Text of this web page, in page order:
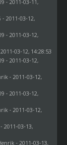
- 2011-03-11,
- 2011-03-12,
- 2011-03-12,
03-12, 14:28:53
- 2011-03-12,
- 2011-03-12,
- 2011-03-12,
- 2011-03-12,
2011-03-13,
- 2011-03-13,